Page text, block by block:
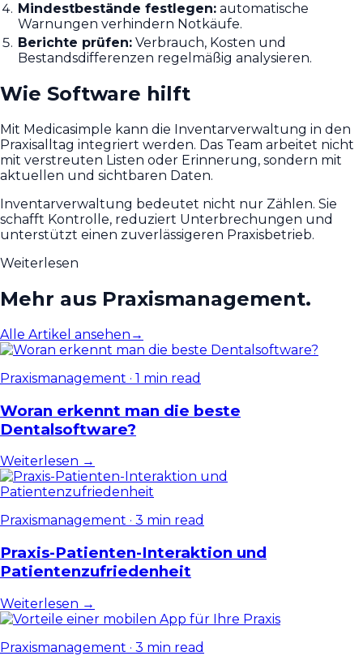
Mindestbestände festlegen: automatische
Warnungen verhindern Notkäufe.
Berichte prüfen: Verbrauch, Kosten und
Bestandsdifferenzen regelmäßig analysieren.
Wie Software hilft
Mit Medicasimple kann die Inventarverwaltung in den
Praxisalltag integriert werden. Das Team arbeitet nicht
mit verstreuten Listen oder Erinnerung, sondern mit
aktuellen und sichtbaren Daten.
Inventarverwaltung bedeutet nicht nur Zählen. Sie
schafft Kontrolle, reduziert Unterbrechungen und
unterstützt einen zuverlässigeren Praxisbetrieb.
Weiterlesen
Mehr aus Praxismanagement.
Alle Artikel ansehen →
Praxismanagement · 1 min read
Woran erkennt man die beste
Dentalsoftware?
Weiterlesen →
Praxismanagement · 3 min read
Praxis-Patienten-Interaktion und
Patientenzufriedenheit
Weiterlesen →
Praxismanagement · 3 min read